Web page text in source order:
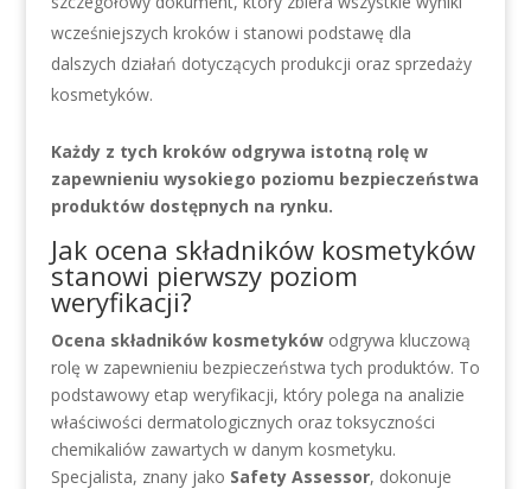
wcześniejszych kroków i stanowi podstawę dla
dalszych działań dotyczących produkcji oraz sprzedaży
kosmetyków.
Każdy z tych kroków odgrywa istotną rolę w
zapewnieniu wysokiego poziomu bezpieczeństwa
produktów dostępnych na rynku.
Jak ocena składników kosmetyków
stanowi pierwszy poziom
weryfikacji?
Ocena składników kosmetykówodgrywa kluczową
rolę w zapewnieniu bezpieczeństwa tych produktów. To
podstawowy etap weryfikacji, który polega na analizie
właściwości dermatologicznych oraz toksyczności
chemikaliów zawartych w danym kosmetyku.
Specjalista, znany jako Safety Assessor, dokonuje